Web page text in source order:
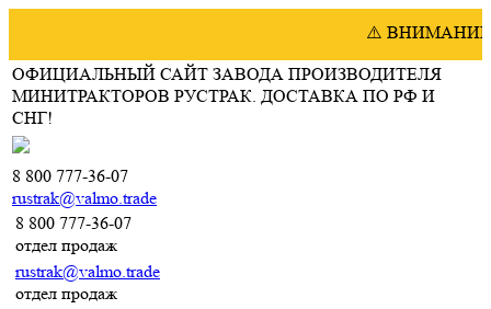
⚠️ ВНИМАНИЮ
ОФИЦИАЛЬНЫЙ САЙТ ЗАВОДА ПРОИЗВОДИТЕЛЯ
МИНИТРАКТОРОВ РУСТРАК. ДОСТАВКА ПО РФ И
СНГ!
8 800 777-36-07
rustrak@valmo.trade
8 800 777-36-07
отдел продаж
rustrak@valmo.trade
отдел продаж